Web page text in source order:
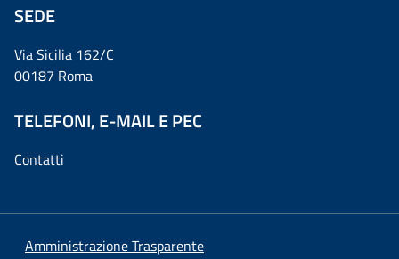
SEDE
Via Sicilia 162/C
00187 Roma
TELEFONI, E-MAIL E PEC
Contatti
Amministrazione Trasparente